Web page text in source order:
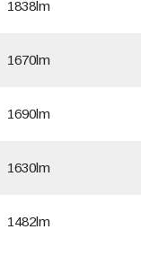
1838lm
1670lm
1690lm
1630lm
1482lm